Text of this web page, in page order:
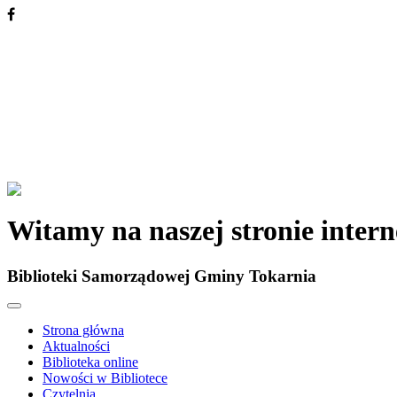
Witamy na naszej stronie
Biblioteki Samorządowej Gminy Tokarnia
Strona główna
Aktualności
Biblioteka online
Nowości w Bibliotece
Czytelnia